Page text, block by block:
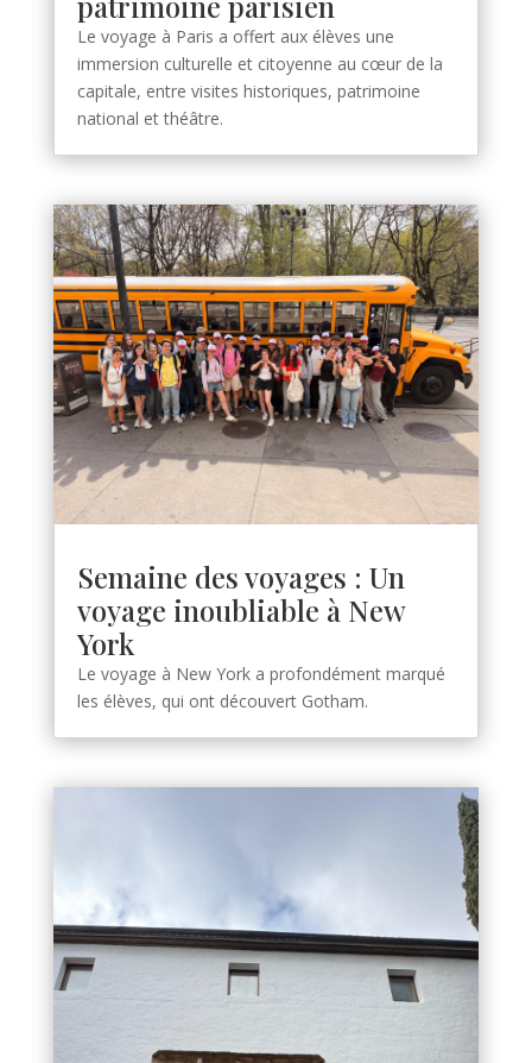
Le voyage à Paris a offert aux élèves une
immersion culturelle et citoyenne au cœur de la
capitale, entre visites historiques, patrimoine
national et théâtre.
Semaine des voyages : Un
voyage inoubliable à New
York
Le voyage à New York a profondément marqué
les élèves, qui ont découvert Gotham.